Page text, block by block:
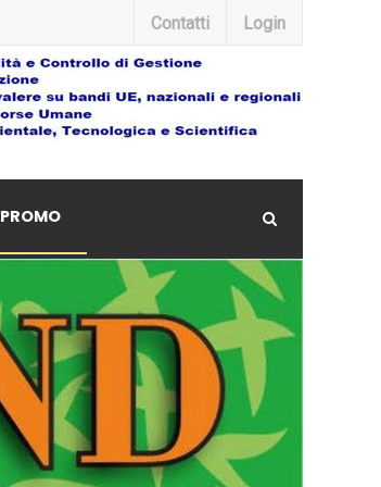
Contatti Login
PROMO